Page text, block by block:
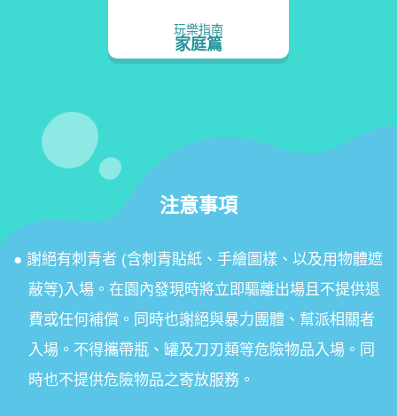
玩樂指南
家庭篇
注意事項
謝絕有刺青者 (含刺青貼紙、手繪圖樣、以及用物體遮
蔽等)入場。在園內發現時將立即驅離出場且不提供退
費或任何補償。同時也謝絕與暴力團體、幫派相關者
入場。不得攜帶瓶、罐及刀刃類等危險物品入場。同
時也不提供危險物品之寄放服務。